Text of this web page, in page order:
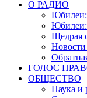
О РАДИО
Юбилеи:
Юбилеи:
Щедрая
Новости
ГОЛОС
ОБЩЕСТВО
Наука и